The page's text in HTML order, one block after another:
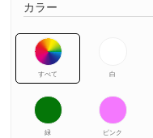
カラー
すべて 白
緑 ピンク